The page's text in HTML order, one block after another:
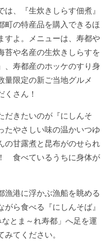
は、『生炊きしらす佃煮』
町の特産品を購入できるほ
すよ。メニューは、寿都や
苔や名産の生炊きしらすを
、寿都産のホッケのすり身
量限定の新ご当地グルメ
くさん！
だきたいのが『にしんそ
たやさしい味の温かいつゆ
の甘露煮と昆布がのせられ
食べているうちに身体が
漁港に浮かぶ漁船を眺める
ら食べる『にしんそば』
とま～れ寿都」へ足を運
てください。